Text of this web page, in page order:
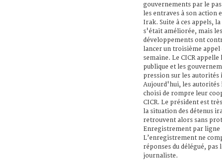
gouvernements par le
les entraves à son action
Irak. Suite à ces appels,
s'était améliorée, mais
développements ont
lancer un troisième appel
semaine. Le CICR
publique et les
pression sur les autorités
Aujourd'hui, les autorités
choisi de rompre leur
CICR. Le président est
la situation des détenus
retrouvent alors sans
Enregistrement par ligne
L’enregistrement ne
réponses du délégué, pas
journaliste.